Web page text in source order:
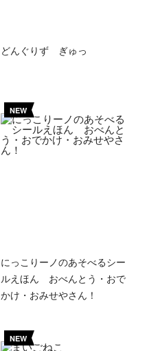
どんぐりず ぎゅっ
NEW
にっこりーノのあそべるシー
ルえほん おべんとう・おで
かけ・おみせやさん！
NEW